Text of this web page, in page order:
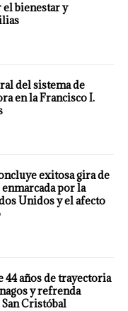
bienestar y
del sistema de
en la Francisco I.
exitosa gira de
por la
Unidos y el afecto
44 años de trayectoria
y refrenda
Cristóbal